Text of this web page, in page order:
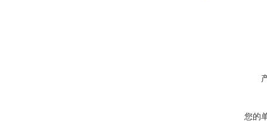
您的